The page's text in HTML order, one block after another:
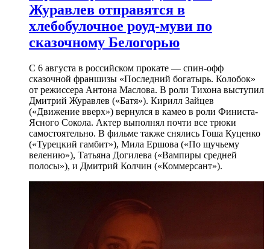
Журавлев отправятся в
хлебобулочное роуд-муви по
сказочному Белогорью
С 6 августа в российском прокате — спин-офф
сказочной франшизы «Последний богатырь. Колобок»
от режиссера Антона Маслова. В роли Тихона выступил
Дмитрий Журавлев («Батя»). Кирилл Зайцев
(«Движение вверх») вернулся в камео в роли Финиста-
Ясного Сокола. Актер выполнял почти все трюки
самостоятельно. В фильме также снялись Гоша Куценко
(«Турецкий гамбит»), Мила Ершова («По щучьему
велению»), Татьяна Догилева («Вампиры средней
полосы»), и Дмитрий Колчин («Коммерсант»).